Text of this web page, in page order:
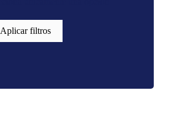
Aplicar filtros